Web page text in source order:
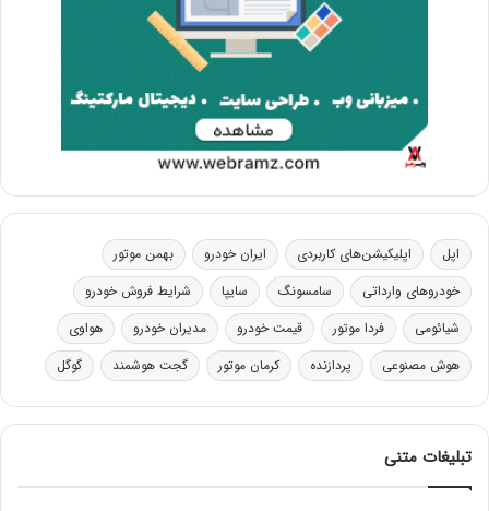
اپل اپلیکیشن‌های کاربردی ایران خودرو
بهمن موتور
خودروهای وارداتی
سامسونگ سایپا
شرایط فروش خودرو
شیائومی
فردا موتور قیمت خودرو مدیران خودرو
هواوی
هوش مصنوعی
پردازنده کرمان موتور گجت هوشمند گوگل
تبلیغات متنی